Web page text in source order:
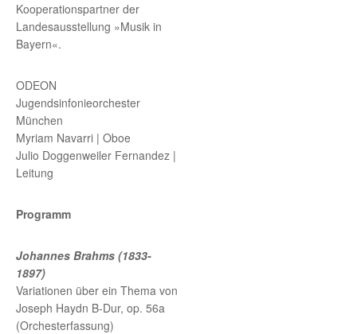
Kooperationspartner der
Landesausstellung »Musik in
Bayern«.
ODEON
Jugendsinfonieorchester
München
Myriam Navarri | Oboe
Julio Doggenweiler Fernandez |
Leitung
Programm
Johannes Brahms (1833-
1897)
Variationen über ein Thema von
Joseph Haydn B-Dur, op. 56a
(Orchesterfassung)